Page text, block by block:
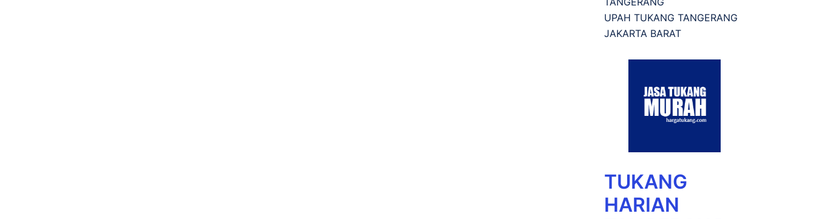
UPAH TUKANG TANGERANG
JAKARTA BARAT
TUKANG
HARIAN